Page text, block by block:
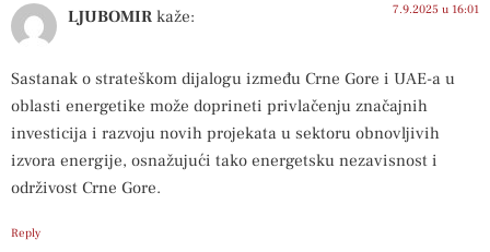
LJUBOMIR kaže: 7.9.2025 u 16:01
Sastanak o strateškom dijalogu između Crne Gore i UAE-a u
oblasti energetike može doprineti privlačenju značajnih
investicija i razvoju novih projekata u sektoru obnovljivih
izvora energije, osnažujući tako energetsku nezavisnost i
održivost Crne Gore.
Reply